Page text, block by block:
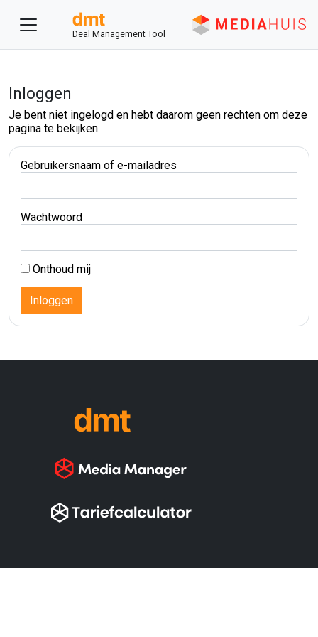
Deal Management Tool
Inloggen
Je bent niet ingelogd en hebt daarom geen rechten om deze
pagina te bekijken.
Gebruikersnaam of e-mailadres
Wachtwoord
Onthoud mij